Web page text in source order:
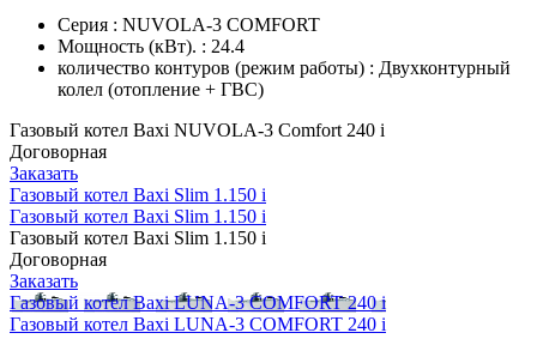
Серия : NUVOLA-3 COMFORT
Мощность (кВт). : 24.4
количество контуров (режим работы) : Двухконтурный
колел (отопление + ГВС)
Газовый котел Baxi NUVOLA-3 Comfort 240 i
Договорная
Заказать
Газовый котел Baxi Slim 1.150 i
Газовый котел Baxi Slim 1.150 i
Газовый котел Baxi Slim 1.150 i
Договорная
Заказать
Газовый котел Baxi LUNA-3 COMFORT 240 i
Газовый котел Baxi LUNA-3 COMFORT 240 i